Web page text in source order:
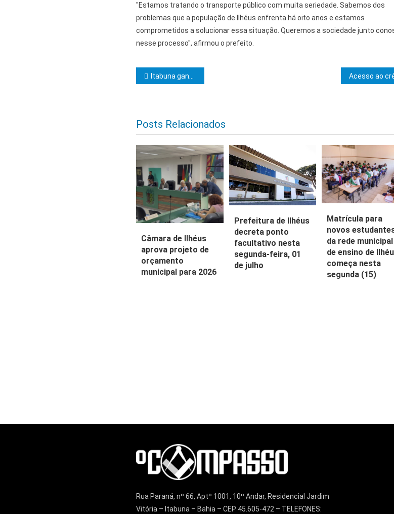
"Estamos tratando o transporte público com muita seriedade. Sabemos dos
problemas que a população de Ilhéus enfrenta há oito anos e estamos
comprometidos a solucionar essa situação. Queremos a sociedade junto
nesse processo", afirmou o prefeito.
Navegação de Post
Itabuna ganha o reforço de mais uma ambulância para os serviços de Saúde
Posts Relacionados
Câmara de Ilhéus
aprova projeto de
orçamento
municipal para 2026
Prefeitura de Ilhéus
decreta ponto
facultativo nesta
segunda-feira, 01
de julho
Matrícula para
novos
da rede municipal
de ensino de
começa nesta
segunda (15)
Rua Paraná, nº 66, Aptº 1001, 10º Andar, Residencial Jardim
Vitória – Itabuna – Bahia – CEP 45.605-472 – TELEFONES: